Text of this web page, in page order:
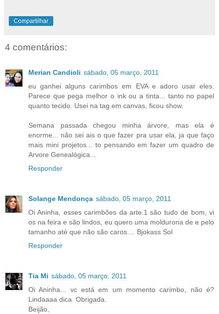
Compartilhar
4 comentários:
Merian Candioli sábado, 05 março, 2011
eu ganhei alguns carimbos em EVA e adoro usar eles.
Parece que pega melhor o ink ou a tinta... tanto no papel
quanto tecido. Usei na tag em canvas, ficou show.
Semana passada chegou minha árvore, mas ela é
enorme... não sei ais o que fazer pra usar ela, ja que faço
mais mini projetos... to pensando em fazer um quadro de
Arvore Genealógica...
Responder
Solange Mendonça sábado, 05 março, 2011
Oi Aninha, esses carimbões da arte.1 são tudo de bom, vi
os na feira e são lindos, eu quero uma moldurona de e pelo
tamanho até que não são caros.... Bjokass Sol
Responder
Tia Mi sábado, 05 março, 2011
Oi Aninha... vc está em um momento carimbo, não é?
Lindaaaa dica. Obrigada.
Beijão,